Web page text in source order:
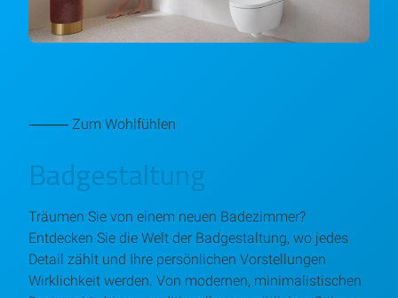
⸻ Zum Wohlfühlen
Badgestaltung
Träumen Sie von einem neuen Badezimmer?
Entdecken Sie die Welt der Badgestaltung, wo jedes
Detail zählt und Ihre persönlichen Vorstellungen
Wirklichkeit werden. Von modernen, minimalistischen